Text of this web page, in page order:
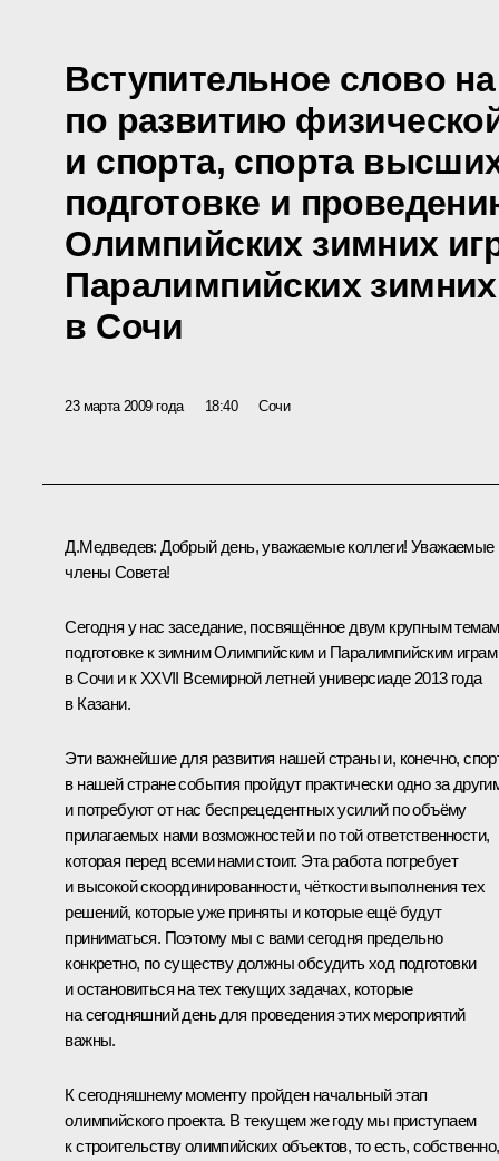
Вступительное слово
по развитию
и спорта, спорта
подготовке и
Олимпийских зимних
Паралимпийских зимних
в Сочи
23 марта 2009 года 18:40 Сочи
Д.Медведев: Добрый день, уважаемые коллеги! Уважаемые
члены Совета!
Сегодня у нас заседание, посвящённое двум крупным
подготовке к зимним Олимпийским и Паралимпийским играм
в Сочи и к XXVII Всемирной летней универсиаде 2013 года
в Казани.
Эти важнейшие для развития нашей страны и, конечно,
в нашей стране события пройдут практически одно за
и потребуют от нас беспрецедентных усилий по объёму
прилагаемых нами возможностей и по той ответственности,
которая перед всеми нами стоит. Эта работа потребует
и высокой скоординированности, чёткости выполнения тех
решений, которые уже приняты и которые ещё будут
приниматься. Поэтому мы с вами сегодня предельно
конкретно, по существу должны обсудить ход подготовки
и остановиться на тех текущих задачах, которые
на сегодняшний день для проведения этих мероприятий
важны.
К сегодняшнему моменту пройден начальный этап
олимпийского проекта. В текущем же году мы приступаем
к строительству олимпийских объектов, то есть, собственно,